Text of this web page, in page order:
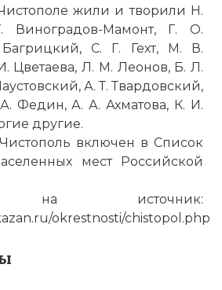
жили и творили Н.
Мамонт, Г. О.
С. Г. Гехт, М. В.
Цветаева, Л. М. Леонов, Б. Л.
А. Т. Твардовский,
Федин, А. А. Ахматова, К. И.
другие.
включен в Список
мест Российской
на источник:
okrestnosti/chistopol.php